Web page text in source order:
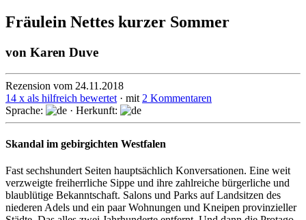
Fräulein Nettes kurzer Sommer
von Karen Duve
Rezension vom 24.11.2018
14 x als hilfreich bewertet · mit 2 Kommentaren
Sprache:
· Herkunft:
Skandal im gebirgichten Westfalen
Fast sechshundert Seiten hauptsächlich Konversationen. Eine weit
verzweigte frei­herr­liche Sippe und ihre zahlreiche bürgerliche und
blaublütige Bekannt­schaft. Salons und Parks auf Landsitzen des
niederen Adels und ein paar Wohnungen und Kneipen provin­zieller